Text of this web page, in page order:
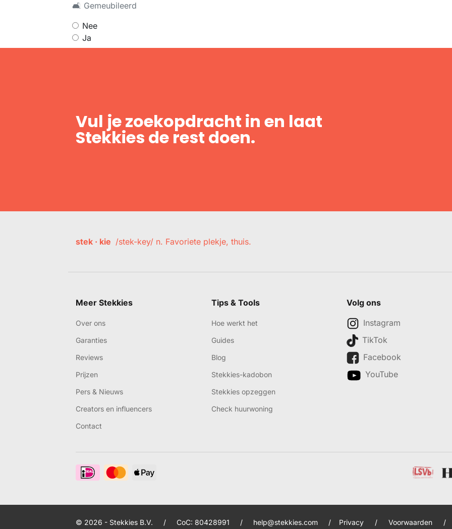
🛋 Gemeubileerd
Nee
Ja
Vul je zoekopdracht in en laat
Stekkies de rest doen.
stek · kie /stek-key/ n. Favoriete plekje, thuis.
Meer Stekkies
Over ons
Garanties
Reviews
Prijzen
Pers & Nieuws
Creators en influencers
Contact
Tips & Tools
Hoe werkt het
Guides
Blog
Stekkies-kadobon
Stekkies opzeggen
Check huurwoning
Volg ons
Instagram
TikTok
Facebook
YouTube
© 2026 - Stekkies B.V. / CoC: 80428991 / help@stekkies.com / Privacy / Voorwaarden /